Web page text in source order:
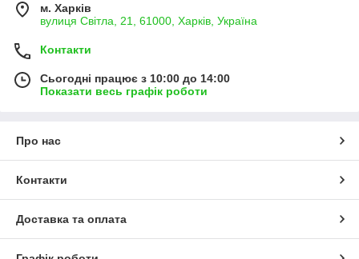
м. Харків
вулиця Світла, 21, 61000, Харків, Україна
Контакти
Сьогодні працює з 10:00 до 14:00
Показати весь графік роботи
Про нас
Контакти
Доставка та оплата